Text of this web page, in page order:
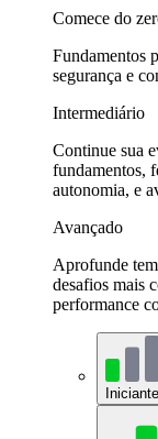
Comece do
Fundamentos
segurança e
Intermediário
Continue sua
fundamentos,
autonomia, e
Avançado
Aprofunde
desafios mais
performance
Iniciante